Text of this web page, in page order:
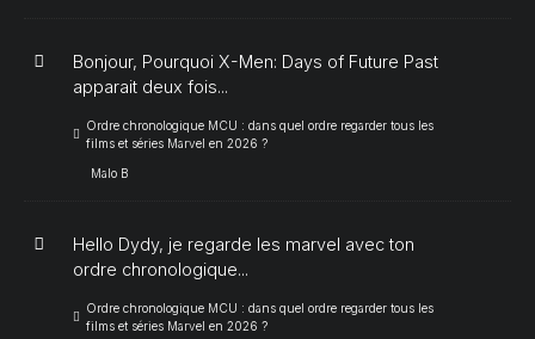
Bonjour, Pourquoi X-Men: Days of Future Past
apparait deux fois...
Ordre chronologique MCU : dans quel ordre regarder tous les
films et séries Marvel en 2026 ?
Malo B
Hello Dydy, je regarde les marvel avec ton
ordre chronologique...
Ordre chronologique MCU : dans quel ordre regarder tous les
films et séries Marvel en 2026 ?